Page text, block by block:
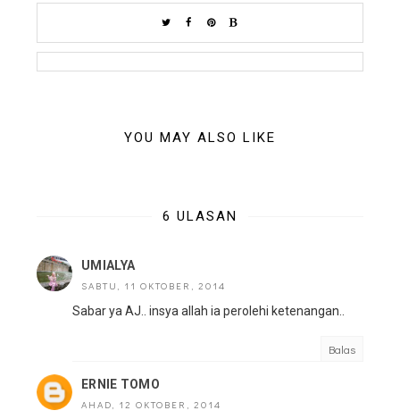
YOU MAY ALSO LIKE
6 ULASAN
UMIALYA
SABTU, 11 OKTOBER, 2014
Sabar ya AJ.. insya allah ia perolehi ketenangan..
Balas
ERNIE TOMO
AHAD, 12 OKTOBER, 2014